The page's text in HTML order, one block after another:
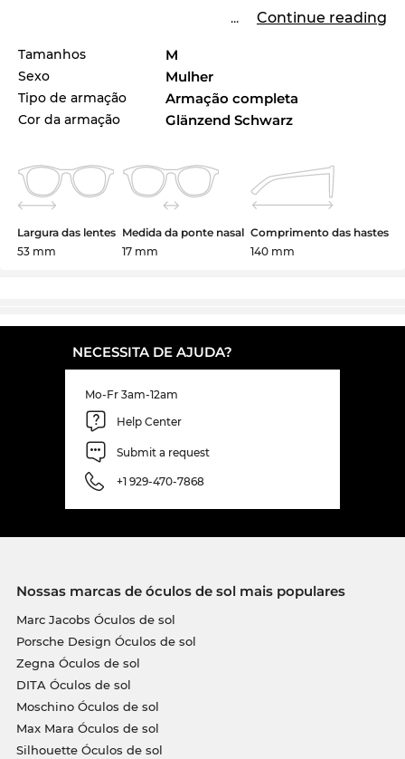
... Continue reading
Tamanhos M
Sexo Mulher
Tipo de armação Armação completa
Cor da armação Glänzend Schwarz
Largura das lentes
53 mm
Medida da ponte nasal
17 mm
Comprimento das hastes
140 mm
NECESSITA DE AJUDA?
Mo-Fr 3am-12am
Help Center
Submit a request
+1 929-470-7868
Nossas marcas de óculos de sol mais populares
Marc Jacobs Óculos de sol
Porsche Design Óculos de sol
Zegna Óculos de sol
DITA Óculos de sol
Moschino Óculos de sol
Max Mara Óculos de sol
Silhouette Óculos de sol